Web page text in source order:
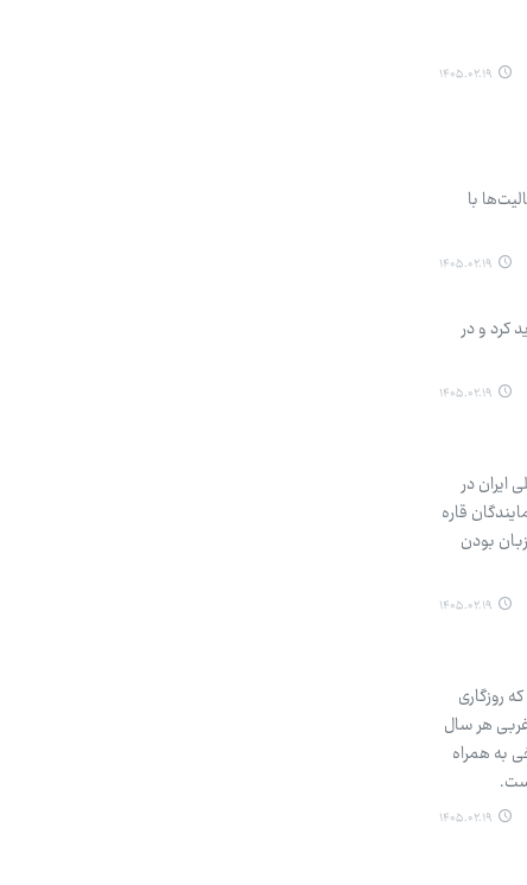
۱۴۰۵.۰۲.۱۹
اردیبهشت) پایان یافته و فعالیت‌ها با
۱۴۰۵.۰۲.۱۹
کرد و در
۱۴۰۵.۰۲.۱۹
ایران در
قاره
بودن
۱۴۰۵.۰۲.۱۹
روزگاری
هر سال
به همراه
۱۴۰۵.۰۲.۱۹